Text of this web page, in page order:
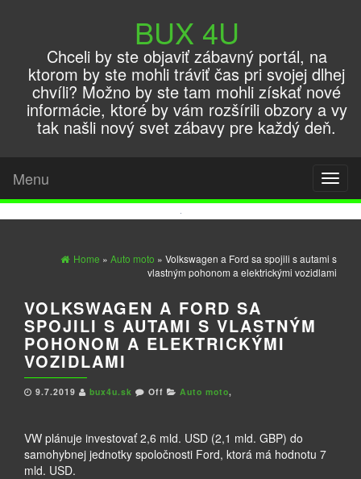
BUX 4U
Chceli by ste objaviť zábavný portál, na
ktorom by ste mohli tráviť čas pri svojej dlhej
chvíli? Možno by ste tam mohli získať nové
informácie, ktoré by vám rozšírili obzory a vy
tak našli nový svet zábavy pre každý deň.
Menu
Home » Auto moto » Volkswagen a Ford sa spojili s autami s
vlastným pohonom a elektrickými vozidlami
VOLKSWAGEN A FORD SA
SPOJILI S AUTAMI S VLASTNÝM
POHONOM A ELEKTRICKÝMI
VOZIDLAMI
9.7.2019 bux4u.sk Off Auto moto,
VW plánuje investovať 2,6 mld. USD (2,1 mld. GBP) do
samohybnej jednotky spoločnosti Ford, ktorá má hodnotu 7
mld. USD.